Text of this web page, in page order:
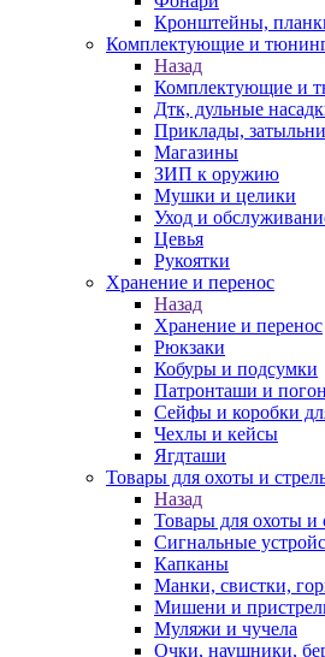
Кронштейны,
Комплектующие и
Назад
Комплектующие и
Дтк, дульные
Приклады,
Магазины
ЗИП к оружию
Мушки и целики
Уход и
Цевья
Рукоятки
Хранение и перенос
Назад
Хранение и перенос
Рюкзаки
Кобуры и подсумки
Патронташи и
Сейфы и коробки
Чехлы и кейсы
Ягдташи
Товары для охоты и
Назад
Товары для охоты и
Сигнальные
Капканы
Манки, свистки,
Мишени и
Муляжи и чучела
Очки, наушники,